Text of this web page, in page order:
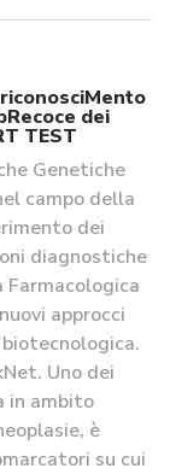
dei
TEST
Genetiche
campo della
dei
diagnostiche
approcci
Uno dei
in ambito
è
su cui